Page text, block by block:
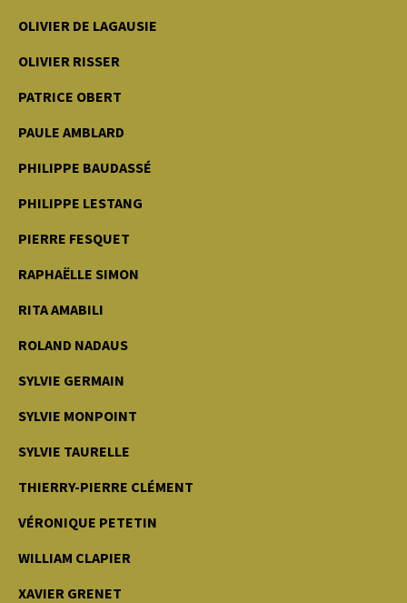
OLIVIER DE LAGAUSIE
OLIVIER RISSER
PATRICE OBERT
PAULE AMBLARD
PHILIPPE BAUDASSÉ
PHILIPPE LESTANG
PIERRE FESQUET
RAPHAËLLE SIMON
RITA AMABILI
ROLAND NADAUS
SYLVIE GERMAIN
SYLVIE MONPOINT
SYLVIE TAURELLE
THIERRY-PIERRE CLÉMENT
VÉRONIQUE PETETIN
WILLIAM CLAPIER
XAVIER GRENET